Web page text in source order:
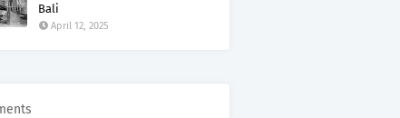
Bali
April 12, 2025